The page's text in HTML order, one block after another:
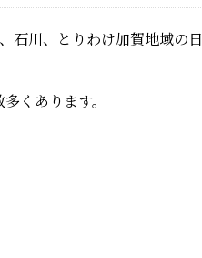
石川、とりわけ加賀地域の日
くあります。